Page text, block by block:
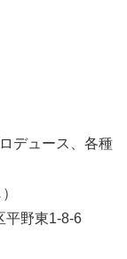
デュース、各種
平野東1-8-6